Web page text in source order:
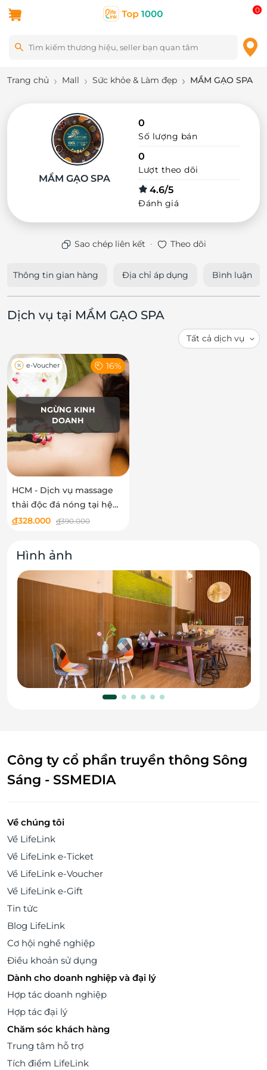
0
Trang chủ Mall Sức khỏe & Làm đẹp MẦM GẠO SPA
MẦM GẠO SPA
0
Số lượng bán
0
Lượt theo dõi
4.6/5
Đánh giá
Sao chép liên kết · Theo dõi
Thông tin gian hàng Địa chỉ áp dụng Bình luận
Dịch vụ tại MẦM GẠO SPA
NGỪNG KINH
DOANH
e-Voucher 16%
HCM - Dịch vụ massage
thải độc đá nóng tại hệ
thống Mầm Gạo Spa
đ328.000 đ390.000
Hình ảnh
Công ty cổ phần truyền thông Sông
Sáng - SSMEDIA
Về chúng tôi
Về LifeLink
Về LifeLink e-Ticket
Về LifeLink e-Voucher
Về LifeLink e-Gift
Tin tức
Blog LifeLink
Cơ hội nghề nghiệp
Điều khoản sử dụng
Dành cho doanh nghiệp và đại lý
Hợp tác doanh nghiệp
Hợp tác đại lý
Chăm sóc khách hàng
Trung tâm hỗ trợ
Tích điểm LifeLink